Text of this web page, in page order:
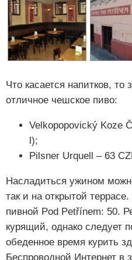
Что касается напитков, то
отличное чешское пиво:
Velkopopovický Koze
l);
Pilsner Urquell – 63
Насладиться ужином
так и на открытой
пивной Pod Petřínem: 50.
курящий, однако следует
обеденное время курить
Беспроводной Интернет в